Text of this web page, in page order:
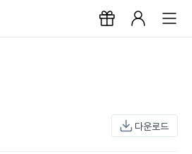
다운로드